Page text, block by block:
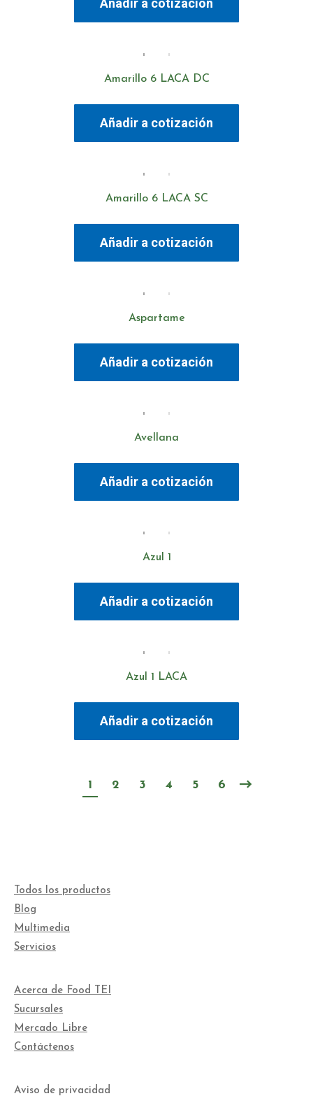
Añadir a cotización
Amarillo 6 LACA DC
Añadir a cotización
Amarillo 6 LACA SC
Añadir a cotización
Aspartame
Añadir a cotización
Avellana
Añadir a cotización
Azul 1
Añadir a cotización
Azul 1 LACA
Añadir a cotización
1 2 3 4 5 6
Todos los productos
Blog
Multimedia
Servicios
Acerca de Food TEI
Sucursales
Mercado Libre
Contáctenos
Aviso de privacidad